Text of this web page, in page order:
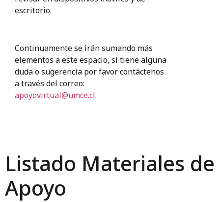
escritorio.
Continuamente se irán sumando más
elementos a este espacio, si tiene alguna
duda o sugerencia por favor contáctenos
a través del correo:
apoyovirtual@umce.cl.
Listado Materiales de
Apoyo